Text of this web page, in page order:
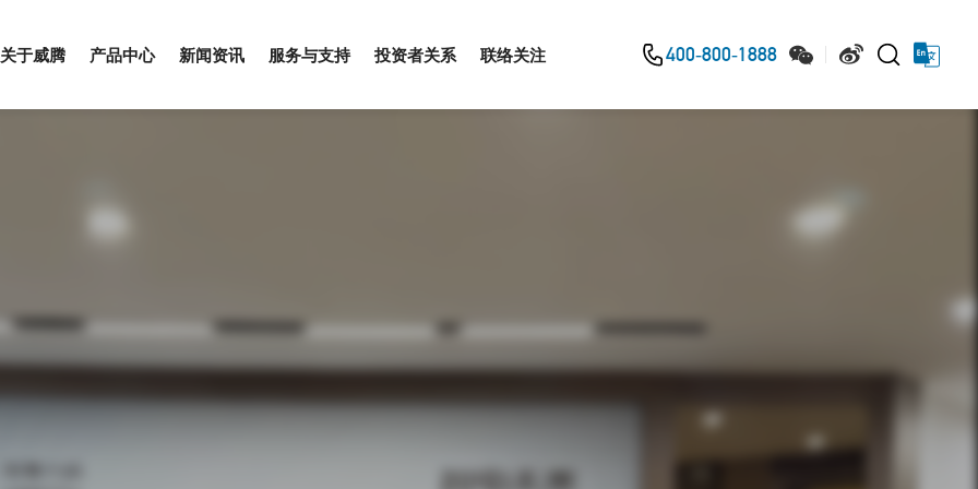
关于威腾 产品中心 新闻资讯 服务与支持 投资者关系 联络关注 400-800-1888